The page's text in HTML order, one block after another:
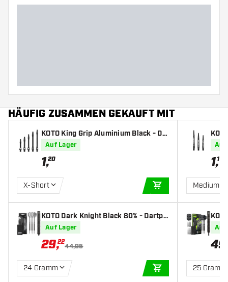
HÄUFIG ZUSAMMEN GEKAUFT MIT
KOTO King Grip Aluminium Black - Da
rt Shafts
Auf Lager
1,20
X-Short
IN DEN
KOTO Dark Knight Black 80% - Dartpf
eile
Auf Lager
29,22
44,95
24 Gramm
IN DEN
Auf
1,19
Medium
Auf
49
25 Gramm